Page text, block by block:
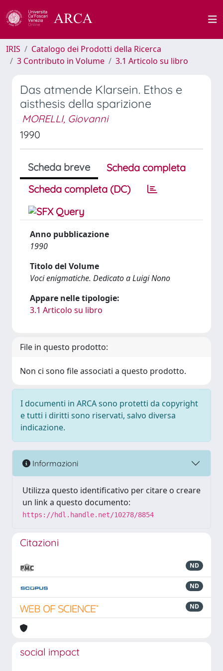
IRIS
Catalogo dei Prodotti della Ricerca
3 Contributo in Volume
3.1 Articolo su libro
Das atmende Klarsein. Ethos e
aisthesis della sparizione
MORELLI, Giovanni
1990
Scheda breve
Scheda completa
Scheda completa (DC)
Anno pubblicazione
1990
Titolo del Volume
Voci enigmatiche. Dedicato a Luigi Nono
Appare nelle tipologie:
3.1 Articolo su libro
File in questo prodotto:
Non ci sono file associati a questo prodotto.
I documenti in ARCA sono protetti da copyright
e tutti i diritti sono riservati, salvo diversa
indicazione.
Informazioni
Utilizza questo identificativo per citare o creare
un link a questo documento:
https://hdl.handle.net/10278/8854
Citazioni
ND
ND
ND
social impact